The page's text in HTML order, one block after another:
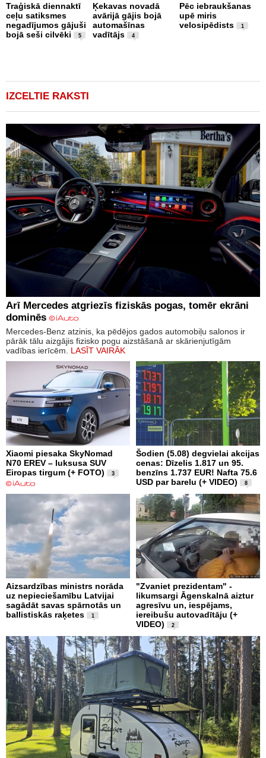
Traģiskā diennaktī
ceļu satiksmes
negadījumos gājuši
bojā seši cilvēki
5
Ķekavas novadā
avārijā gājis bojā
automašīnas
vadītājs
4
Pēc iebraukšanas
upē miris
velosipēdists
1
IZCELTIE RAKSTI
Arī Mercedes atgriezīs fiziskās pogas, tomēr ekrāni
dominēs
Mercedes-Benz atzinis, ka pēdējos gados automobiļu salonos ir
pārāk tālu aizgājis fizisko pogu aizstāšanā ar skārienjutīgām
vadības ierīcēm. LASĪT VAIRĀK
Xiaomi piesaka SkyNomad
N70 EREV – luksusa SUV
Eiropas tirgum (+ FOTO)
3
Šodien (5.08) degvielai akcijas
cenas: Dīzelis 1.817 un 95.
benzīns 1.737 EUR! Nafta 75.6
USD par barelu (+ VIDEO)
8
Aizsardzības ministrs norāda
uz nepieciešamību Latvijai
sagādāt savas spārnotās un
ballistiskās raķetes
1
"Zvaniet prezidentam" -
likumsargi Āgenskalnā aiztur
agresīvu un, iespējams,
iereibušu autovadītāju (+
VIDEO)
2